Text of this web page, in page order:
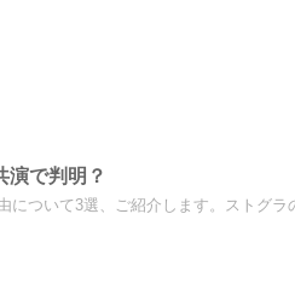
演で判明？
ついて3選、ご紹介します。ストグラ